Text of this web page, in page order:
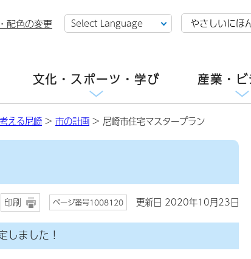
配色の変更 やさしいにほ
文化・スポーツ・学び 産業・
える尼崎 > 市の計画 > 尼崎市住宅マスタープラン
印刷 ページ番号1008120 更新日 2020年10月23日
しました！